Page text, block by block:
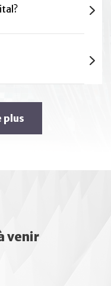
plus
venir